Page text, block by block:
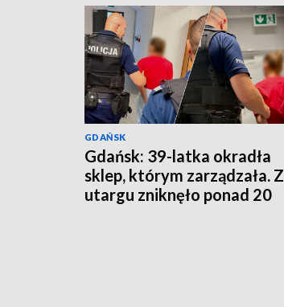
GDAŃSK
Gdańsk: 39-latka okradła
sklep, którym zarządzała. Z
utargu zniknęło ponad 20